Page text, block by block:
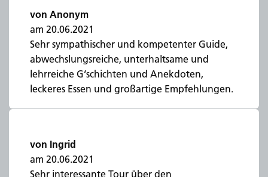
von Anonym
am 20.06.2021
Sehr sympathischer und kompetenter Guide,
abwechslungsreiche, unterhaltsame und
lehrreiche G‘schichten und Anekdoten,
leckeres Essen und großartige Empfehlungen.
von Ingrid
am 20.06.2021
Sehr interessante Tour über den